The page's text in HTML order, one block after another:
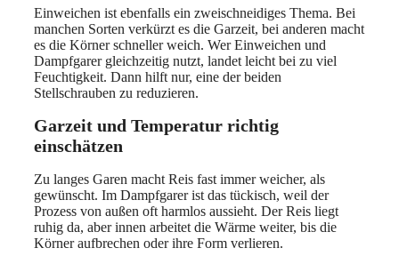
Einweichen ist ebenfalls ein zweischneidiges Thema. Bei
manchen Sorten verkürzt es die Garzeit, bei anderen macht
es die Körner schneller weich. Wer Einweichen und
Dampfgarer gleichzeitig nutzt, landet leicht bei zu viel
Feuchtigkeit. Dann hilft nur, eine der beiden
Stellschrauben zu reduzieren.
Garzeit und Temperatur richtig
einschätzen
Zu langes Garen macht Reis fast immer weicher, als
gewünscht. Im Dampfgarer ist das tückisch, weil der
Prozess von außen oft harmlos aussieht. Der Reis liegt
ruhig da, aber innen arbeitet die Wärme weiter, bis die
Körner aufbrechen oder ihre Form verlieren.